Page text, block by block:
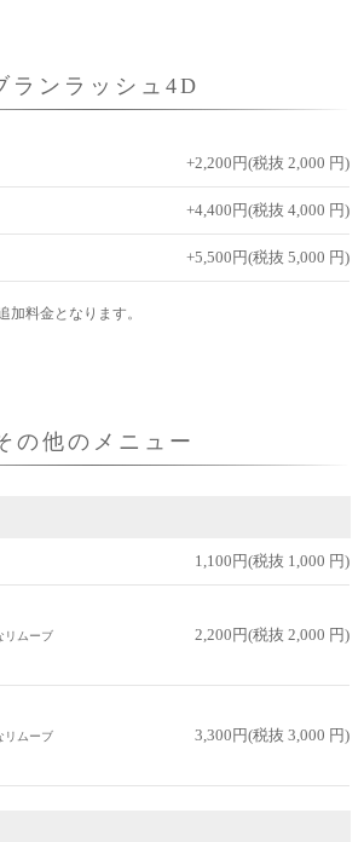
ランラッシュ4D
+2,200円(税抜 2,000 円)
+4,400円(税抜 4,000 円)
+5,500円(税抜 5,000 円)
料金となります。
の他のメニュー
1,100円(税抜 1,000 円)
リムーブ
2,200円(税抜 2,000 円)
リムーブ
3,300円(税抜 3,000 円)